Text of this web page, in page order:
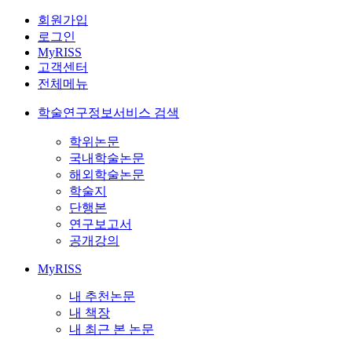
회원가입
로그인
MyRISS
고객센터
전체메뉴
학술연구정보서비스 검색
학위논문
국내학술논문
해외학술논문
학술지
단행본
연구보고서
공개강의
MyRISS
내 추천논문
내 책장
내 최근 본 논문